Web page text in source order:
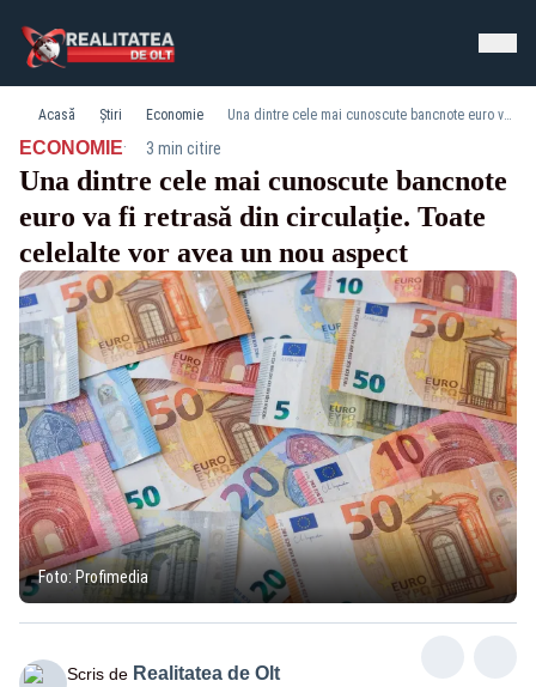
Acasă Știri Economie Una dintre cele mai cunoscute bancnote euro va fi retrasă din circulație. Toate celelalte vor avea un nou aspect
ECONOMIE· 3 min citire
Una dintre cele mai cunoscute bancnote
euro va fi retrasă din circulație. Toate
celelalte vor avea un nou aspect
Foto: Profimedia
Scris de Realitatea de Olt